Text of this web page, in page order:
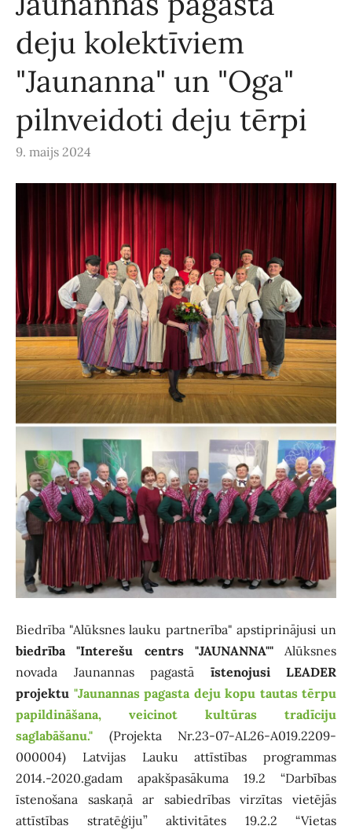
deju kolektīviem
"Jaunanna" un "Oga"
pilnveidoti deju tērpi
9. maijs 2024
Biedrība "Alūksnes lauku partnerība" apstiprinājusi un
biedrība "Interešu centrs "JAUNANNA""Alūksnes
novada Jaunannas pagastā īstenojusi LEADER
projektu "Jaunannas pagasta deju kopu tautas tērpu
papildināšana, veicinot kultūras tradīciju
saglabāšanu." (Projekta Nr.23-07-AL26-A019.2209-
000004) Latvijas Lauku attīstības programmas
2014.-2020.gadam apakšpasākuma 19.2 “Darbības
īstenošana saskaņā ar sabiedrības virzītas vietējās
attīstības stratēģiju” aktivitātes 19.2.2 “Vietas